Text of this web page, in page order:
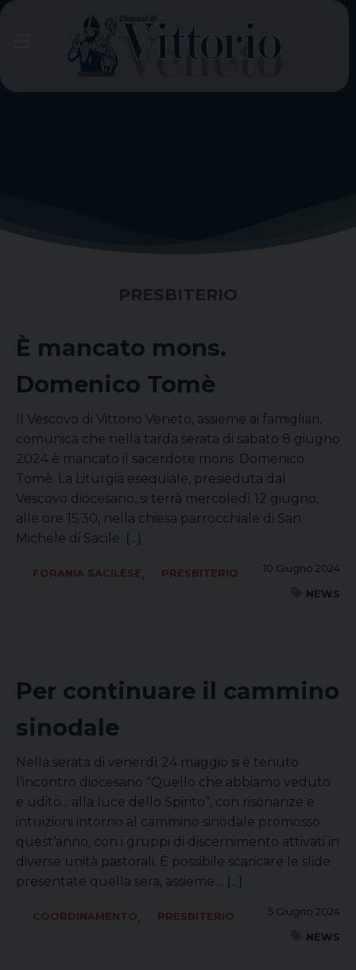
Skip
PRESBITERIO
È mancato mons.
Domenico Tomè
Il Vescovo di Vittorio Veneto, assieme ai famigliari,
comunica che nella tarda serata di sabato 8 giugno
2024 è mancato il sacerdote mons. Domenico
Tomè. La Liturgia esequiale, presieduta dal
Vescovo diocesano, si terrà mercoledì 12 giugno,
alle ore 15.30, nella chiesa parrocchiale di San
Michele di Sacile. [...]
10 Giugno 2024
FORANIA SACILESE,
PRESBITERIO
NEWS
Per continuare il cammino
sinodale
Nella serata di venerdì 24 maggio si è tenuto
l’incontro diocesano “Quello che abbiamo veduto
e udito... alla luce dello Spirito”, con risonanze e
intuizioni intorno al cammino sinodale promosso
quest’anno, con i gruppi di discernimento attivati in
diverse unità pastorali. È possibile scaricare le slide
presentate quella sera, assieme… [...]
5 Giugno 2024
COORDINAMENTO,
PRESBITERIO
NEWS